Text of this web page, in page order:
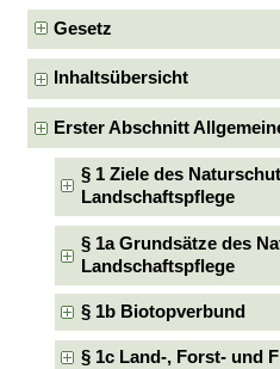
Gesetz
Inhaltsübersicht
Erster Abschnitt
§ 1 Ziele des
Landschaftspflege
§ 1a Grundsätze des
Landschaftspflege
§ 1b Biotopverbund
§ 1c Land-, Forst- und